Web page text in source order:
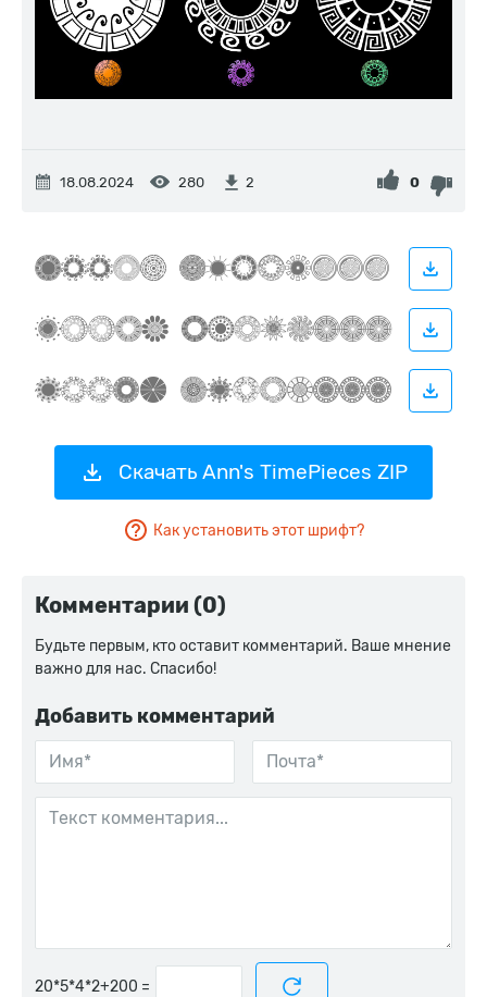
18.08.2024 280 2 0
Скачать Ann's TimePieces ZIP
Как установить этот шрифт?
Комментарии (0)
Будьте первым, кто оставит комментарий. Ваше мнение
важно для нас. Спасибо!
Добавить комментарий
=